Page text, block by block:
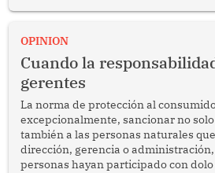
enfrenta desafíos en materia de
OPINION
Cuando la
gerentes
La norma de protección al
excepcionalmente, sancionar no
también a las personas naturales
dirección, gerencia o
personas hayan participado con